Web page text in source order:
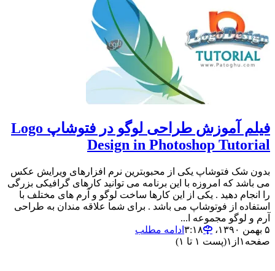
فيلم آموزش طراحی لوگو در فتوشاپ Logo
Design in Photoshop Tutorial
بدون شک فتوشاپ یکی از محبوبترین نرم افزارهای ویرایش عکس
می باشد که امروزه با این برنامه می توانید کارهای گرافیکی بزرگی
را انجام دهید . یکی از این کارها ساخت لوگو و آرم های مختلف با
استفاده از فوتوشاپ می باشد . برای شما علاقه مندان به طراحی
آرم و لوگو مجموعه ا...
۵ بهمن ۱۳۹۰،‏ ۳:۱۸
ادامه مطلب
صفحه ۱ از ۱(پست ۱ تا ۱)